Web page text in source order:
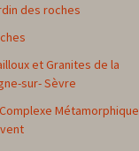
des roches
et Granites de la
sur- Sèvre
Métamorphique